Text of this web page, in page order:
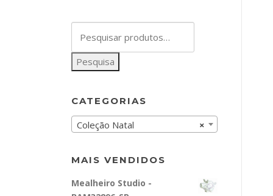
por:
Pesquisa
CATEGORIAS
×
Coleção Natal
MAIS VENDIDOS
Mealheiro Studio -